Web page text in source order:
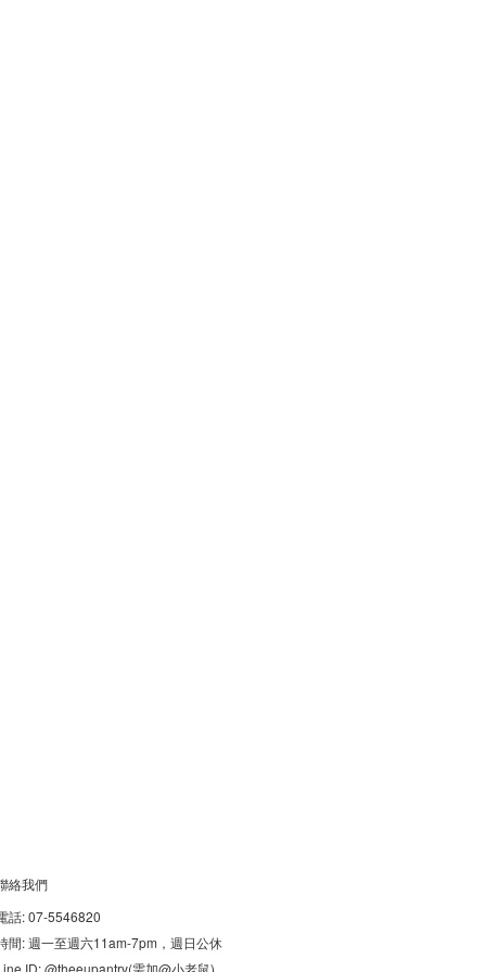
絡我們
話: 07-5546820
間: 週一至週六11am-7pm，週日公休